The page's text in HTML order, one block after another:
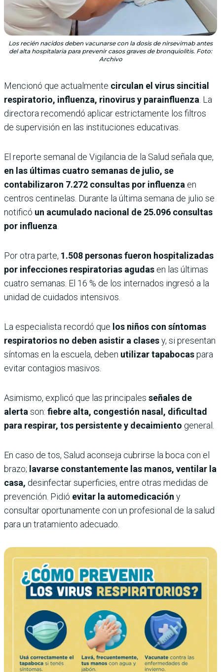
Los recién nacidos deben vacunarse con la dosis de nirsevimab antes
del alta hospitalaria para prevenir casos graves de bronquiolitis. Foto:
Archivo
Mencionó que actualmente circulan el virus sincitial
respiratorio, influenza, rinovirus y parainfluenza . La
directora recomendó aplicar estrictamente los filtros
de supervisión en las instituciones educativas.
El reporte semanal de Vigilancia de la Salud señala que,
en las últimas cuatro semanas de julio, se
contabilizaron 7.272 consultas por influenza en
centros centinelas. Durante la última semana de julio se
notificó un acumulado nacional de 25.096 consultas
por influenza
Por otra parte, 1.508 personas fueron hospitalizadas
por infecciones respiratorias agudas en las últimas
cuatro semanas. El 16 % de los internados ingresó a la
unidad de cuidados intensivos.
La especialista recordó que los niños con síntomas
respiratorios no deben asistir a clasesy, si presentan
síntomas en la escuela, deben utilizar tapabocaspara
evitar contagios masivos.
Asimismo, explicó que las principales señales de
alerta son: fiebre alta, congestión nasal, dificultad
para respirar, tos persistente y decaimiento general.
En caso de tos, Salud aconseja cubrirse la boca con el
brazo; lavarse constantemente las manos, ventilar la
casa, desinfectar superficies, entre otras medidas de
prevención. Pidió evitar la automedicación y
consultar oportunamente con un profesional de la salud
para un tratamiento adecuado.